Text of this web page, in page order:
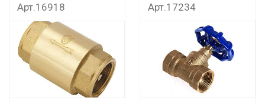
Арт.16918 Арт.17234